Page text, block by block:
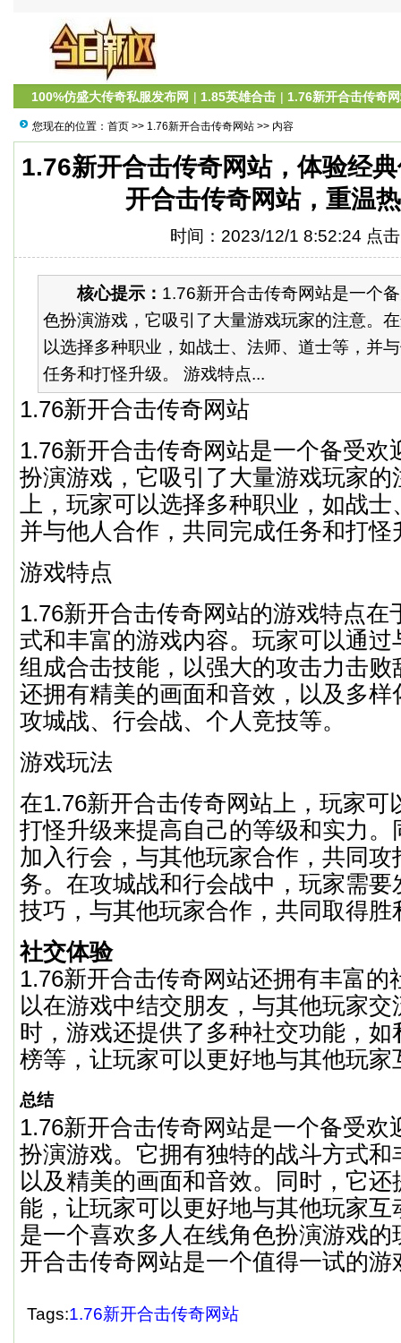
100%仿盛大传奇私服发布网 | 1.85英雄合击 | 1.76新开合击传奇
您现在的位置： 首页 >> 1.76新开合击传奇网站 >> 内容
1.76新开合击传奇网站，体验经
开合击传奇网站，重温
时间：2023/12/1 8:52:24 点
核心提示： 1.76新开合击传奇网站是一个
色扮演游戏，它吸引了大量游戏玩家的注意。
以选择多种职业，如战士、法师、道士等，并
任务和打怪升级。 游戏特点...
1.76新开合击传奇网站
1.76新开合击传奇网站是一个备受欢
扮演游戏，它吸引了大量游戏玩家的
上，玩家可以选择多种职业，如战
并与他人合作，共同完成任务和打怪
游戏特点
1.76新开合击传奇网站的游戏特点在
式和丰富的游戏内容。玩家可以通
组成合击技能，以强大的攻击力击败
还拥有精美的画面和音效，以及多样
攻城战、行会战、个人竞技等。
游戏玩法
在1.76新开合击传奇网站上，玩家可
打怪升级来提高自己的等级和实力。
加入行会，与其他玩家合作，共同攻
务。在攻城战和行会战中，玩家需要
技巧，与其他玩家合作，共同取得胜
社交体验
1.76新开合击传奇网站还拥有丰富的
以在游戏中结交朋友，与其他玩家
时，游戏还提供了多种社交功能，
榜等，让玩家可以更好地与其他玩家
总结
1.76新开合击传奇网站是一个备受欢
扮演游戏。它拥有独特的战斗方式和
以及精美的画面和音效。同时，它
能，让玩家可以更好地与其他玩家互
是一个喜欢多人在线角色扮演游戏的
开合击传奇网站是一个值得一试的游
Tags:1.76新开合击传奇网站